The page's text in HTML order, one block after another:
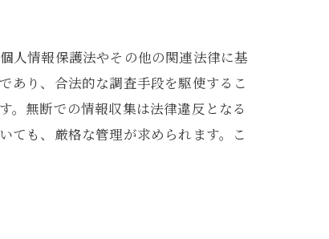
人情報保護法やその他の関連法律に基
あり、合法的な調査手段を駆使するこ
。無断での情報収集は法律違反となる
ても、厳格な管理が求められます。こ